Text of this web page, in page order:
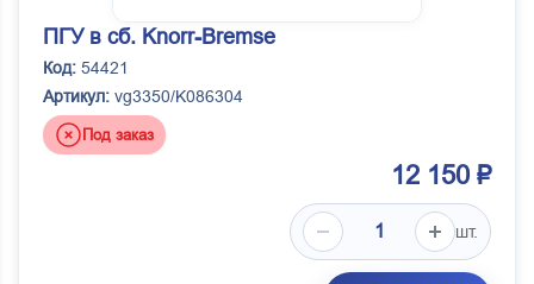
ПГУ в сб. Knorr-Bremse
Код: 54421
Артикул: vg3350/K086304
Под заказ
12 150 ₽
шт.